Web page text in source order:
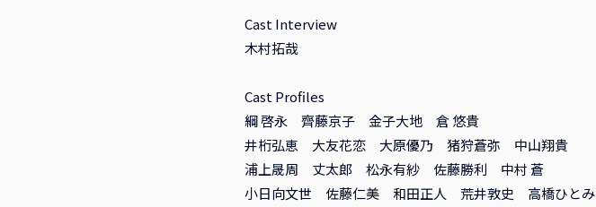
Cast Interview
木村拓哉
Cast Profiles
綱 啓永 齊藤京子 金子大地 倉 悠貴
井桁弘恵 大友花恋 大原優乃 猪狩蒼弥 中山翔貴
浦上晟周 丈太郎 松永有紗 佐藤勝利 中村 蒼
小日向文世 佐藤仁美 和田正人 荒井敦史 高橋ひとみ